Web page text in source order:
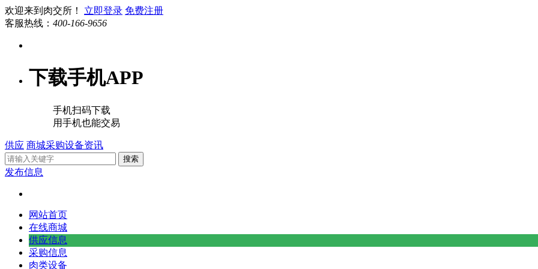
欢迎来到肉交所！ 立即登录 免费注册
客服热线： 400-166-9656
下载手机APP
手机扫码下载
用手机也能交易
供应 商城采购设备资讯
搜索
发布信息
网站首页
在线商城
供应信息
采购信息
肉类设备